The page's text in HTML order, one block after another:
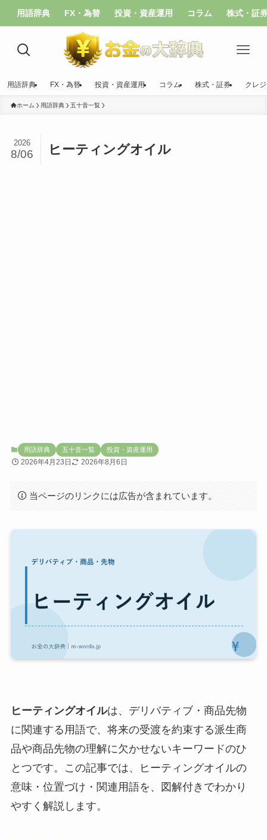
用語辞典 FX・為替 投資・資産運用 コラム 株式・証
用語辞典 FX・為替 投資・資産運用 コラム 株式・証券 クレ
ホーム 用語辞典 五十音一覧
ヒーティングオイル
2026
8/06
用語辞典 五十音一覧 投資・資産運用
2026年4月23日 2026年8月6日
当ページのリンクには広告が含まれています。
ヒーティングオイルは、デリバティブ・商品先物
に関連する用語で、将来の受渡を約束する派生商
品や商品先物の理解に欠かせないキーワードのひ
とつです。この記事では、ヒーティングオイルの
意味・位置づけ・関連用語を、図解付きでわかり
やすく解説します。